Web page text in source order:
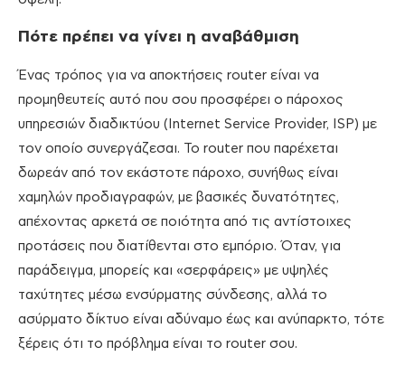
Πότε πρέπει να γίνει η αναβάθμιση
Ένας τρόπος για να αποκτήσεις router είναι να
προμηθευτείς αυτό που σου προσφέρει ο πάροχος
υπηρεσιών διαδικτύου (Internet Service Provider, ISP) με
τον οποίο συνεργάζεσαι. Το router που παρέχεται
δωρεάν από τον εκάστοτε πάροχο, συνήθως είναι
χαμηλών προδιαγραφών, με βασικές δυνατότητες,
απέχοντας αρκετά σε ποιότητα από τις αντίστοιχες
προτάσεις που διατίθενται στο εμπόριο. Όταν, για
παράδειγμα, μπορείς και «σερφάρεις» με υψηλές
ταχύτητες μέσω ενσύρματης σύνδεσης, αλλά το
ασύρματο δίκτυο είναι αδύναμο έως και ανύπαρκτο, τότε
ξέρεις ότι το πρόβλημα είναι το router σου.